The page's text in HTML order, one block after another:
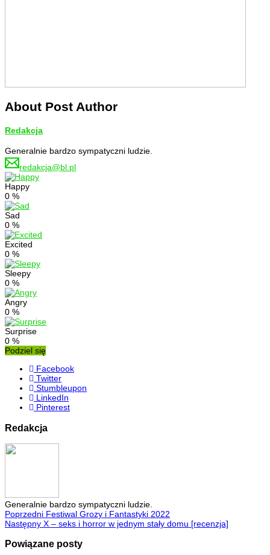
About Post Author
Redakcja
Generalnie bardzo sympatyczni ludzie.
redakcja@bl.pl
Happy
0 %
Sad
0 %
Excited
0 %
Sleepy
0 %
Angry
0 %
Surprise
0 %
Podziel się
Facebook
Twitter
Stumbleupon
LinkedIn
Pinterest
Redakcja
Generalnie bardzo sympatyczni ludzie.
Poprzedni Festiwal Grozy i Fantastyki 2022
Następny X – seks i horror w jednym stały domu [recenzja]
Powiązane posty